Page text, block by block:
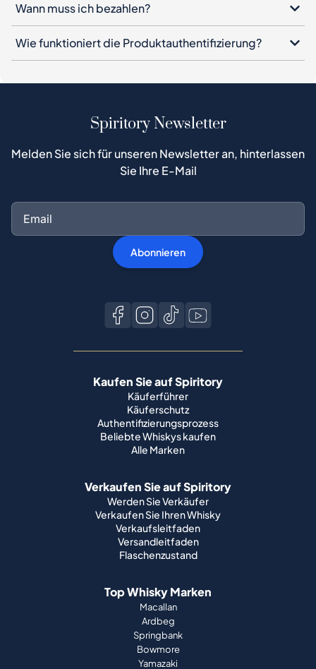
Wann muss ich bezahlen?
Wie funktioniert die Produktauthentifizierung?
Spiritory Newsletter
Melden Sie sich für unseren Newsletter an, hinterlassen
Sie Ihre E-Mail
Abonnieren
Kaufen Sie auf Spiritory
Käuferführer
Käuferschutz
Authentifizierungsprozess
Beliebte Whiskys kaufen
Alle Marken
Verkaufen Sie auf Spiritory
Werden Sie Verkäufer
Verkaufen Sie Ihren Whisky
Verkaufsleitfaden
Versandleitfaden
Flaschenzustand
Top Whisky Marken
Macallan
Ardbeg
Springbank
Bowmore
Yamazaki